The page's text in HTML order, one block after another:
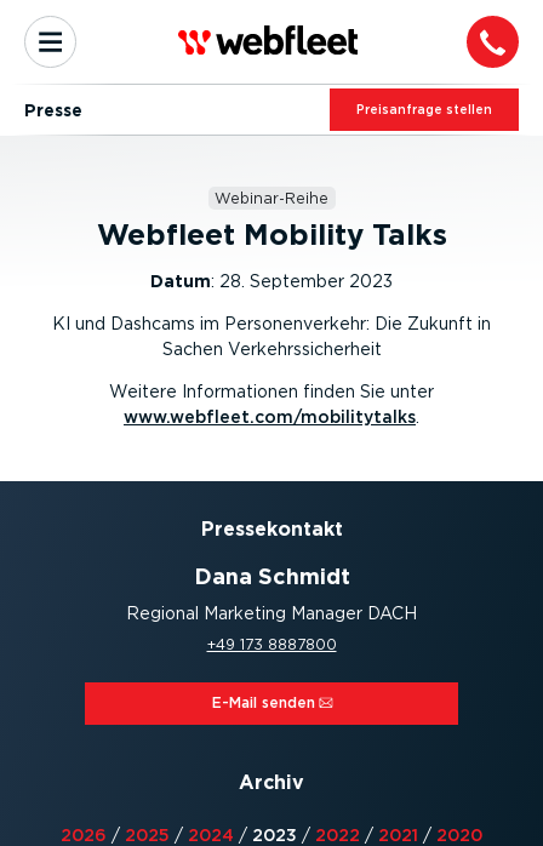
Presse Preis­an­frage stellen
Webinar-Reihe
Webfleet Mobility Talks
Datum: 28. September 2023
KI und Dashcams im Personenverkehr: Die Zukunft in
Sachen Verkehrssicherheit
Weitere Informationen finden Sie unter
www.webfleet.com/mobilitytalks.
Presse­kontakt
Dana Schmidt
Regional Marketing Manager DACH
+49 173 8887800
E-Mail senden⁠
Archiv
2026 / 2025 / 2024 / 2023 / 2022 / 2021 / 2020